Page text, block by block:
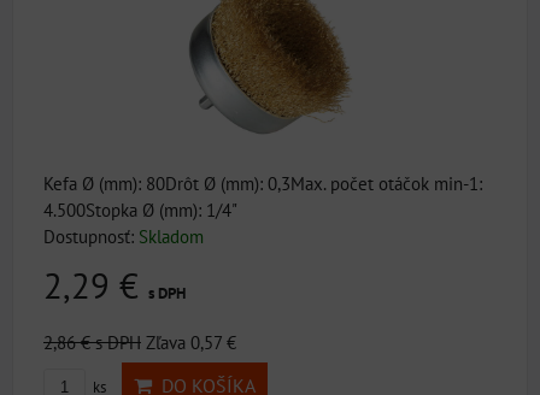
Kefa Ø (mm): 80Drôt Ø (mm): 0,3Max. počet otáčok min-1:
4.500Stopka Ø (mm): 1/4"
Dostupnosť: Skladom
2,29 € s DPH
2,86 €s DPH Zľava 0,57 €
ks DO KOŠÍKA